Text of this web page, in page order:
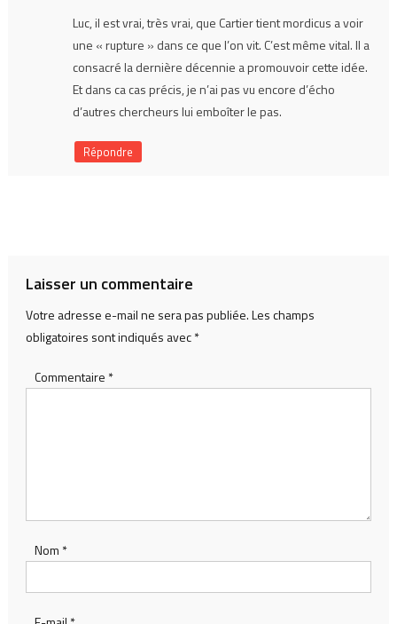
Luc, il est vrai, très vrai, que Cartier tient mordicus a voir
une « rupture » dans ce que l’on vit. C’est même vital. Il a
consacré la dernière décennie a promouvoir cette idée.
Et dans ca cas précis, je n’ai pas vu encore d’écho
d’autres chercheurs lui emboîter le pas.
Répondre
Laisser un commentaire
Votre adresse e-mail ne sera pas publiée.Les champs
obligatoires sont indiqués avec*
Commentaire *
Nom *